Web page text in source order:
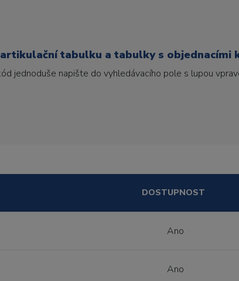
tabulku a tabulky s objednacími
jednoduše napište do vyhledávacího pole s lupou
DOSTUPNOST
Ano
Ano